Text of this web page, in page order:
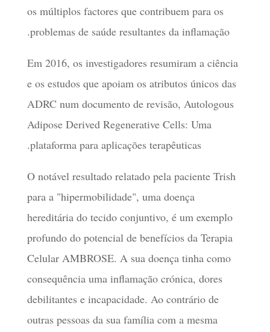
os múltiplos factores que contribuem para os
problemas de saúde resultantes da inflamação.
Em 2016, os investigadores resumiram a ciência
e os estudos que apoiam os atributos únicos das
ADRC num documento de revisão, Autologous
Adipose Derived Regenerative Cells: Uma
plataforma para aplicações terapêuticas.
O notável resultado relatado pela paciente Trish
para a "hipermobilidade", uma doença
hereditária do tecido conjuntivo, é um exemplo
profundo do potencial de benefícios da Terapia
Celular AMBROSE. A sua doença tinha como
consequência uma inflamação crónica, dores
debilitantes e incapacidade. Ao contrário de
outras pessoas da sua família com a mesma